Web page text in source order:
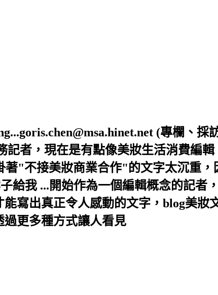
(專欄、
者，現在是有點像美妝生活消費編
"不接美妝商業合作"的文字太沉重，
給我 ...開始作為一個編輯概念的記者
寫出真正令人感動的文字，blog美妝
更多種方式讓人看見